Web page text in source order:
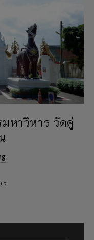
หาวิหาร วัดคู่
ว